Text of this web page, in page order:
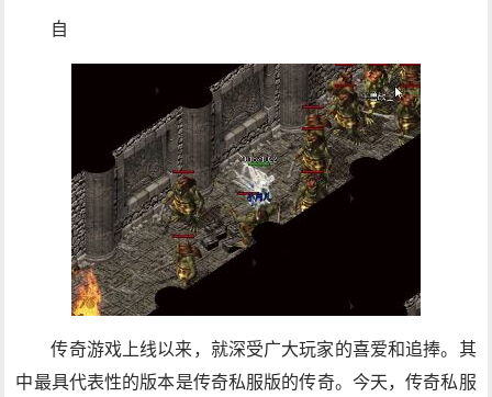
自
传奇游戏上线以来，就深受广大玩家的喜爱和追捧。其
中最具代表性的版本是传奇私服版的传奇。今天，传奇私服